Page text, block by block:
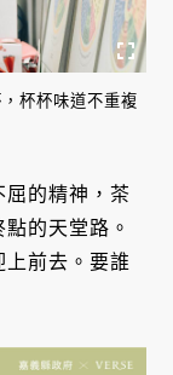
杯杯味道不重複
屈的精神，茶
的天堂路。
前去。要誰